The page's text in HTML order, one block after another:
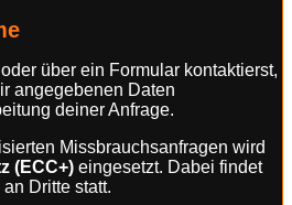
über ein Formular kontaktierst,
angegebenen Daten
deiner Anfrage.
Missbrauchsanfragen wird
(ECC+) eingesetzt. Dabei findet
Dritte statt.